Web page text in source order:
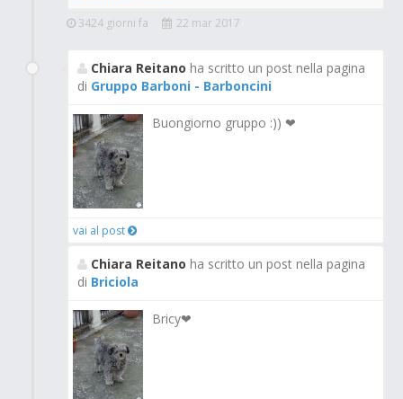
3424 giorni fa 22 mar 2017
Chiara Reitano ha scritto un post nella pagina
di Gruppo Barboni - Barboncini
Buongiorno gruppo :)) ❤
vai al post
Chiara Reitano ha scritto un post nella pagina
di Briciola
Bricy❤